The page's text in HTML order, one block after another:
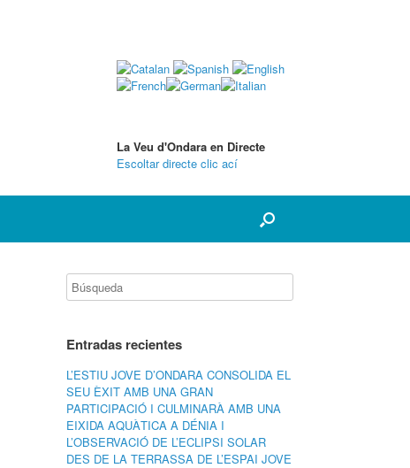
La Veu d'Ondara en Directe
Escoltar directe clic ací
Entradas recientes
L’ESTIU JOVE D’ONDARA CONSOLIDA EL
SEU ÈXIT AMB UNA GRAN
PARTICIPACIÓ I CULMINARÀ AMB UNA
EIXIDA AQUÀTICA A DÉNIA I
L’OBSERVACIÓ DE L’ECLIPSI SOLAR
DES DE LA TERRASSA DE L’ESPAI JOVE